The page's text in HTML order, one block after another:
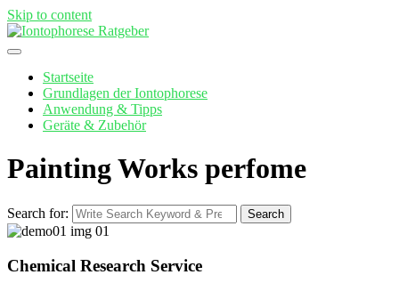
Skip to content
Startseite
Grundlagen der Iontophorese
Anwendung & Tipps
Geräte & Zubehör
Painting Works perfome
Search for: Search
Chemical Research Service